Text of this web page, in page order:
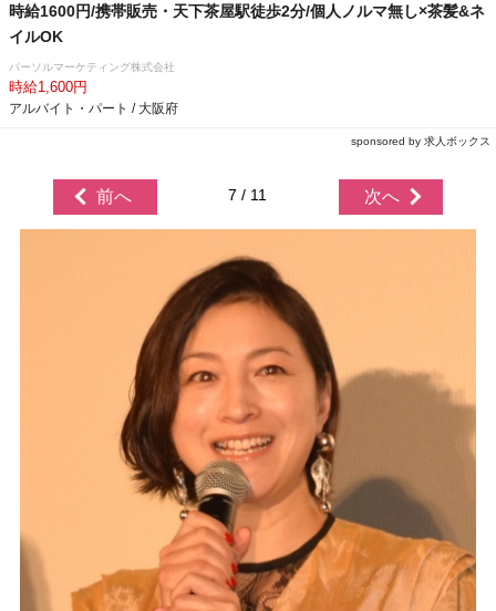
時給1600円/携帯販売・天下茶屋駅徒歩2分/個人ノルマ無し×茶髪&ネ
イルOK
パーソルマーケティング株式会社
時給1,600円
アルバイト・パート / 大阪府
sponsored by 求人ボックス
前へ 7 / 11 次へ